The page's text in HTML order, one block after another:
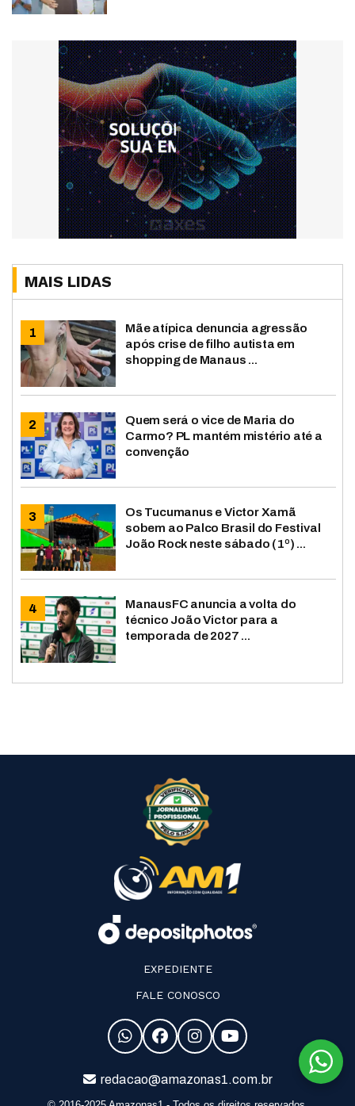
MAIS LIDAS
Mãe atípica denuncia agressão
após crise de filho autista em
shopping de Manaus ...
Quem será o vice de Maria do
Carmo? PL mantém mistério até a
convenção
Os Tucumanus e Victor Xamã
sobem ao Palco Brasil do Festival
João Rock neste sábado (1º) ...
ManausFC anuncia a volta do
técnico João Victor para a
temporada de 2027 ...
EXPEDIENTE
FALE CONOSCO
redacao@amazonas1.com.br